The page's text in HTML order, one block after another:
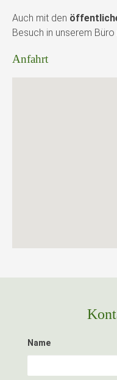
Auch mit den
Besuch in unserem
Anfahrt
Name